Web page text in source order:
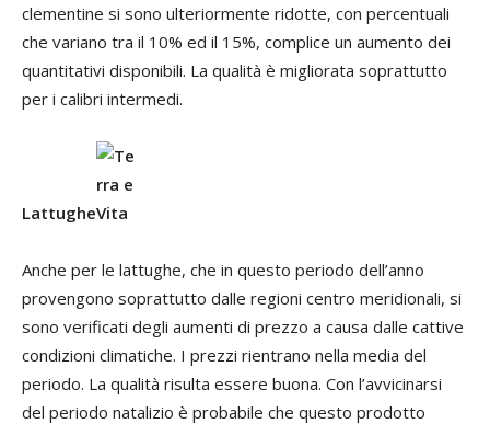
clementine si sono ulteriormente ridotte, con percentuali
che variano tra il 10% ed il 15%, complice un aumento dei
quantitativi disponibili. La qualità è migliorata soprattutto
per i calibri intermedi.
Lattughe
Anche per le lattughe, che in questo periodo dell’anno
provengono soprattutto dalle regioni centro meridionali, si
sono verificati degli aumenti di prezzo a causa dalle cattive
condizioni climatiche. I prezzi rientrano nella media del
periodo. La qualità risulta essere buona. Con l’avvicinarsi
del periodo natalizio è probabile che questo prodotto